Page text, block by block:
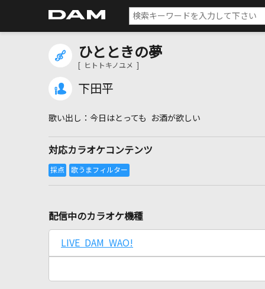
ひとときの夢
[ ヒトトキノユメ ]
下田平
今日はとっても お酒が欲しい
対応カラオケコンテンツ
配信中のカラオケ機種
LIVE DAM WAO!